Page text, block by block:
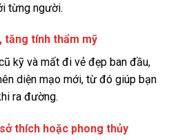
từng người.
tăng tính thẩm mỹ
kỹ và mất đi vẻ đẹp ban đầu,
diện mạo mới, từ đó giúp bạn
ra đường.
thích hoặc phong thủy